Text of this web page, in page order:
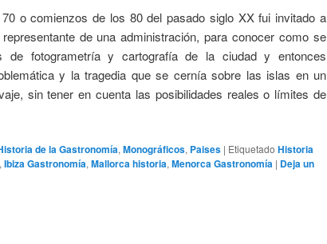
o comienzos de los 80 del pasado siglo XX fui invitado a
de una administración, para conocer como se
de fotogrametría y cartografía de la ciudad y entonces
y la tragedia que se cernía sobre las islas en un
sin tener en cuenta las posibilidades reales o límites de
de la Gastronomía,Monográficos, Paises | Etiquetado Historia
,Ibiza Gastronomía,Mallorca historia,Menorca Gastronomía | Deja un